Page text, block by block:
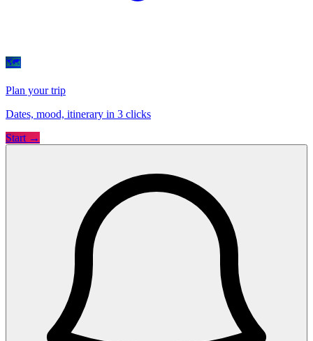
🗺
Plan your trip
Dates, mood, itinerary in 3 clicks
Start →